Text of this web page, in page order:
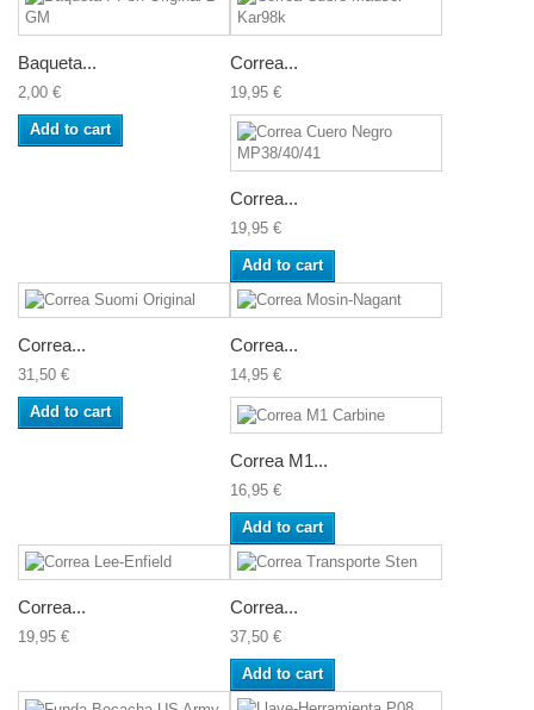
Baqueta...
2,00 €
Add to cart
Correa...
19,95 €
Correa...
19,95 €
Add to cart
Correa...
31,50 €
Add to cart
Correa...
14,95 €
Correa M1...
16,95 €
Add to cart
Correa...
19,95 €
Correa...
37,50 €
Add to cart